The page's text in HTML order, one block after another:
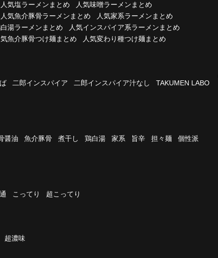
人気塩ラーメンまとめ
人気味噌ラーメンまとめ
人気魚介豚骨ラーメンまとめ
人気家系ラーメンまとめ
湯ラーメンまとめ
人気インスパイア系ラーメンまとめ
気魚介豚骨つけ麺まとめ 人気変わり種つけ麺まとめ
二郎インスパイア 二郎インスパイア汁なし
TAKUMEN LABO
醤油 魚介豚骨 煮干し 鶏白湯 家系 旨辛 担々麺
個性派
こってり 超こってり
超濃味